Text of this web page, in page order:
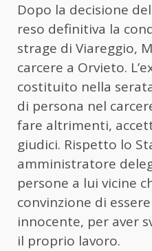
Dopo la decisione
reso definitiva la
strage di Viareggio,
carcere a Orvieto.
costituito nella
di persona nel
fare altrimenti,
giudici. Rispetto lo
amministratore
persone a lui vicine
convinzione di
innocente, per aver
il proprio lavoro.